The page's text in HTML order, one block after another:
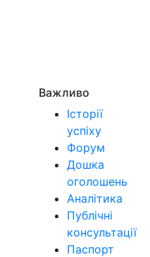
Важливо
Історії
успіху
Форум
Дошка
оголошень
Аналітика
Публічні
консультації
Паспорт